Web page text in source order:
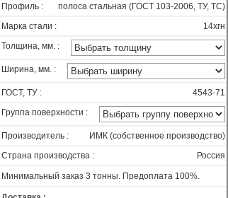
Профиль :
полоса стальная (ГОСТ 103-2006, ТУ, ТС)
Марка стали :
14хгн
Толщина, мм. :
Ширина, мм. :
ГОСТ, ТУ :
4543-71
Группа поверхности :
Производитель :
ИМК (собственное производство)
Страна производства :
Россия
Минимальный заказ 3 тонны. Предоплата 100%.